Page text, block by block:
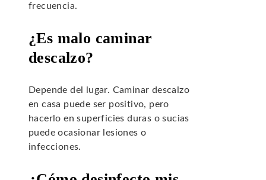
frecuencia.
¿Es malo caminar
descalzo?
Depende del lugar. Caminar descalzo
en casa puede ser positivo, pero
hacerlo en superficies duras o sucias
puede ocasionar lesiones o
infecciones.